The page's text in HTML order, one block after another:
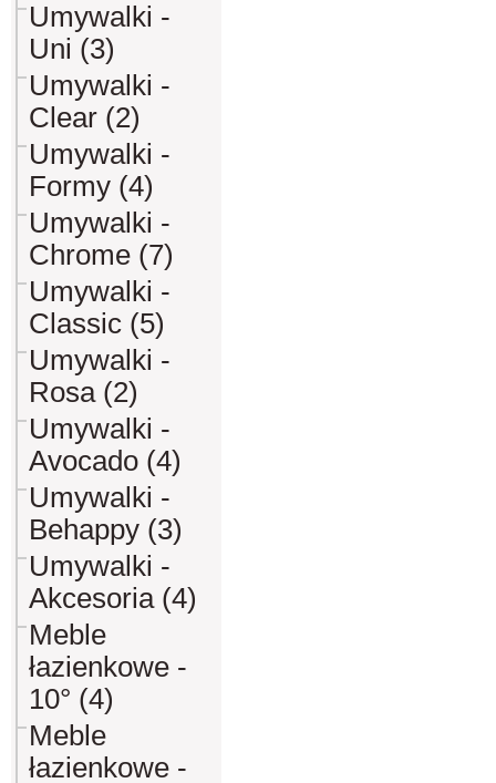
Umywalki -
Uni (3)
Umywalki -
Clear (2)
Umywalki -
Formy (4)
Umywalki -
Chrome (7)
Umywalki -
Classic (5)
Umywalki -
Rosa (2)
Umywalki -
Avocado (4)
Umywalki -
Behappy (3)
Umywalki -
Akcesoria (4)
Meble
łazienkowe -
10° (4)
Meble
łazienkowe -